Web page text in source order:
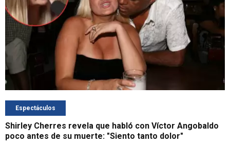
Espectáculos
Shirley Cherres revela que habló con Víctor Angobaldo
poco antes de su muerte: "Siento tanto dolor"